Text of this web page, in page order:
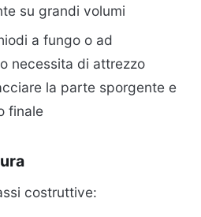
su grandi volumi
a fungo o ad
necessita di attrezzo
la parte sporgente e
finale
costruttive: